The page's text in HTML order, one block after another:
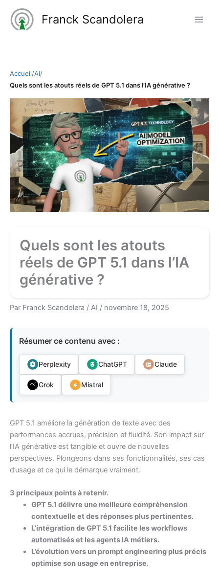
contenu
Franck Scandolera
Accueil/AI/
Quels sont les atouts réels de GPT 5.1 dans l’IA générative ?
Quels sont les atouts
réels de GPT 5.1 dans l’IA
générative ?
Par Franck Scandolera / AI / novembre 18, 2025
Résumer ce contenu avec :
Perplexity ChatGPT Claude
Grok Mistral
GPT 5.1 améliore la génération de texte avec des
performances accrues, précision et fluidité. Son impact sur
l’IA générative est tangible et ouvre de nouvelles
perspectives. Plongeons dans ses fonctionnalités, ses cas
d’usage et ce qui le démarque vraiment.
3 principaux points à retenir.
GPT 5.1 délivre une meilleure compréhension
contextuelle et des réponses plus pertinentes.
L’intégration de GPT 5.1 facilite les workflows
automatisés et les agents IA métiers.
L’évolution vers un prompt engineering plus précis
optimise son usage en entreprise.